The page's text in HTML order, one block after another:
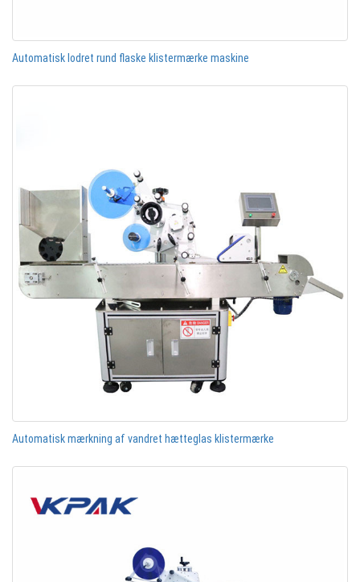
Automatisk lodret rund flaske klistermærke maskine
Automatisk mærkning af vandret hætteglas klistermærke